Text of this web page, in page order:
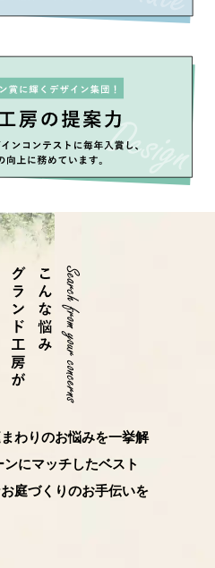
わりのお悩みを一挙解
にマッチしたベスト
庭づくりのお手伝いを